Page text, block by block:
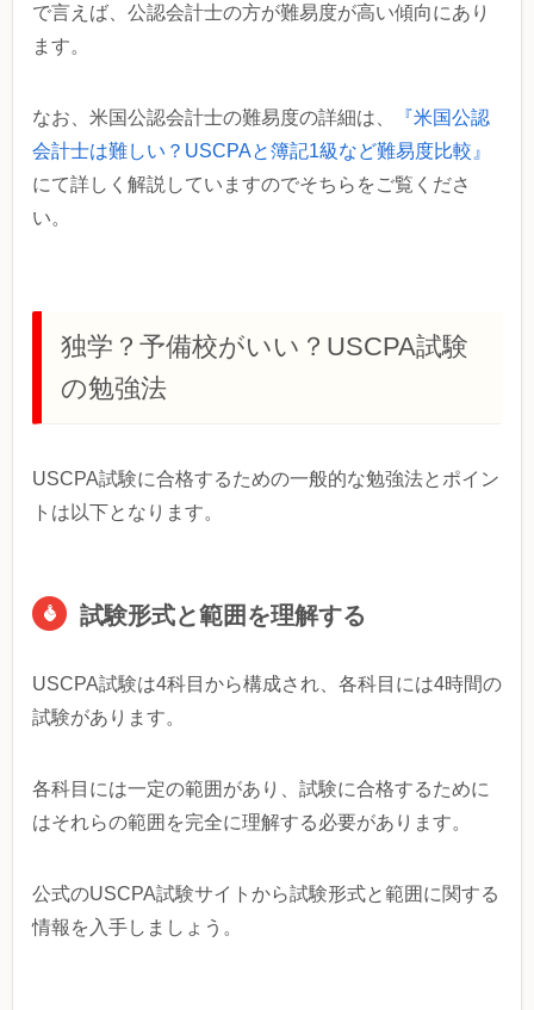
で言えば、公認会計士の方が難易度が高い傾向にあり
ます。
なお、米国公認会計士の難易度の詳細は、
『米国公認
会計士は難しい？USCPAと簿記1級など難易度比較』
にて詳しく解説していますのでそちらをご覧くださ
い。
独学？予備校がいい？USCPA試験
の勉強法
USCPA試験に合格するための一般的な勉強法とポイン
トは以下となります。
試験形式と範囲を理解する
USCPA試験は4科目から構成され、各科目には4時間の
試験があります。
各科目には一定の範囲があり、試験に合格するために
はそれらの範囲を完全に理解する必要があります。
公式のUSCPA試験サイトから試験形式と範囲に関する
情報を入手しましょう。